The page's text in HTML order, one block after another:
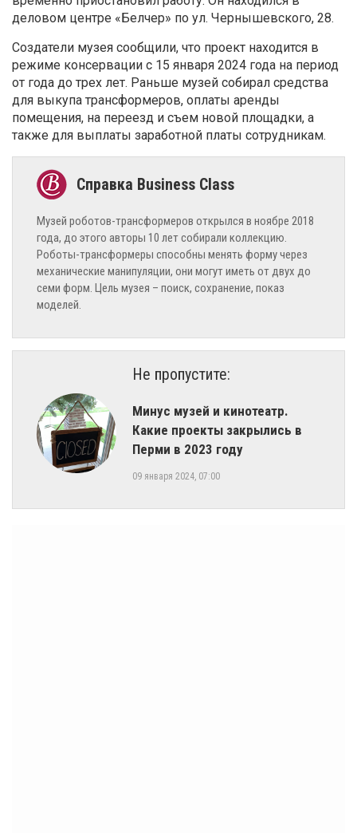
деловом центре «Белчер» по ул. Чернышевского, 28.
Создатели музея сообщили, что проект находится в
режиме консервации с 15 января 2024 года на период
от года до трех лет. Раньше музей собирал средства
для выкупа трансформеров, оплаты аренды
помещения, на переезд и съем новой площадки, а
также для выплаты заработной платы сотрудникам.
Музей роботов-трансформеров открылся в ноябре 2018
года, до этого авторы 10 лет собирали коллекцию.
Роботы-трансформеры способны менять форму через
механические манипуляции, они могут иметь от двух до
семи форм. Цель музея – поиск, сохранение, показ
моделей.
Не пропустите:
​Минус музей и кинотеатр.
Какие проекты закрылись в
Перми в 2023 году
09 января 2024, 07:00